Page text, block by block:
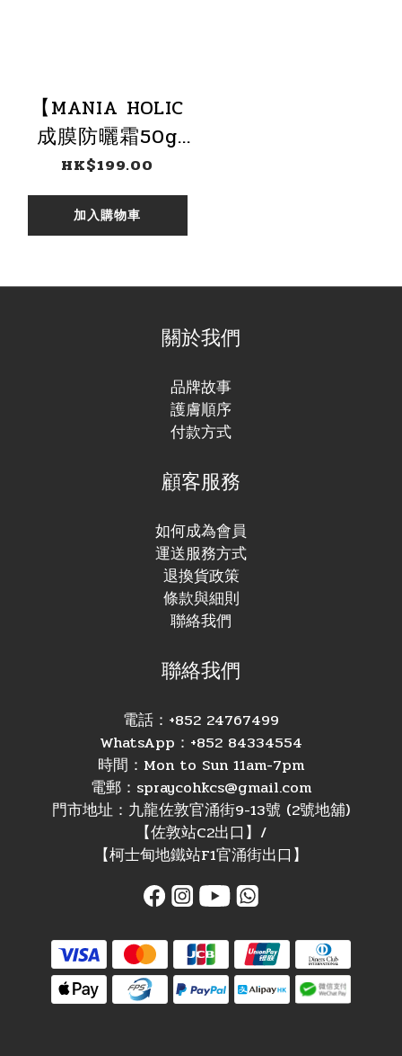
【MANIA HOLIC
成膜防曬霜50g
SPF50 PA++++】
HK$199.00
加入購物車
關於我們
品牌故事
護膚順序
付款方式
顧客服務
如何成為會員
運送服務方式
退換貨政策
條款與細則
聯絡我們
聯絡我們
電話：+852 24767499
WhatsApp：+852 84334554
時間：Mon to Sun 11am-7pm
電郵：spraycohkcs@gmail.com
門市地址：九龍佐敦官涌街9-13號 (2號地舖)
【佐敦站C2出口】/
【柯士甸地鐵站F1官涌街出口】